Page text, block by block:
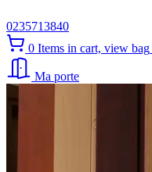
0235713840
0 Items in cart, view bag
Ma porte